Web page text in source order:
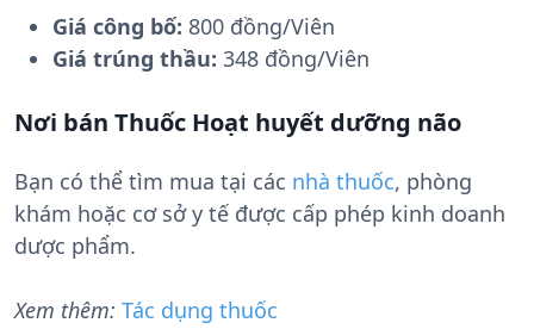
Giá công bố: 800 đồng/Viên
Giá trúng thầu: 348 đồng/Viên
Nơi bán Thuốc Hoạt huyết dưỡng não
Bạn có thể tìm mua tại các nhà thuốc, phòng
khám hoặc cơ sở y tế được cấp phép kinh doanh
dược phẩm.
Xem thêm: Tác dụng thuốc